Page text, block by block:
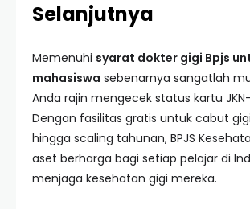
Selanjutnya
Memenuhi syarat dokter gigi Bpjs
mahasiswa sebenarnya sangatlah
Anda rajin mengecek status kartu JKN-
Dengan fasilitas gratis untuk cabut
hingga scaling tahunan, BPJS
aset berharga bagi setiap pelajar di
menjaga kesehatan gigi mereka.